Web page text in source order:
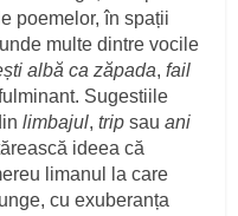
poemelor, în spații
multe dintre vocile
albă ca zăpada,fail
Sugestiile
limbajul,trip sauani
ideea că
limanul la care
cu exuberanța